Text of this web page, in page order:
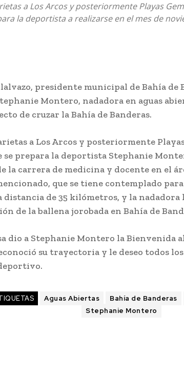
a Los Arcos y posteriormente Playas
la deportista a realizarse en el mes de
presidente municipal de Bahía de
Montero, nadadora en aguas
de cruzar la Bahía de Banderas.
a Los Arcos y posteriormente
se prepara la deportista Stephanie
la carrera de medicina y docente en el
que se tiene contemplado
distancia de 35 kilómetros, y la nadadora
de la ballena jorobada en Bahía de
dio a Stephanie Montero la Bienvenida
su trayectoria y le deseo todos
Aguas Abiertas Bahía de Banderas
Stephanie Montero